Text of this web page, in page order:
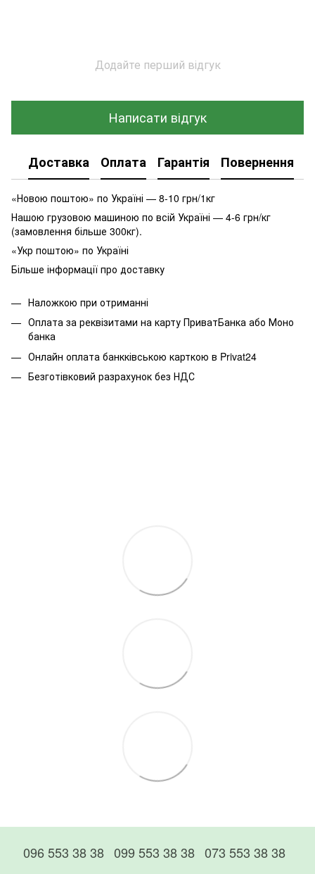
Додайте перший відгук
Написати відгук
Доставка Оплата Гарантія Повернення
«Новою поштою» по Україні — 8-10 грн/1кг
Нашою грузовою машиною по всій Україні — 4-6 грн/кг
(замовлення більше 300кг).
«Укр поштою» по Україні
Більше інформації про доставку
Наложкою при отриманні
Оплата за реквізитами на карту ПриватБанка або Моно
банка
Онлайн оплата банкківською карткою в Privat24
Безготівковий разрахунок без НДС
096 553 38 38 099 553 38 38 073 553 38 38